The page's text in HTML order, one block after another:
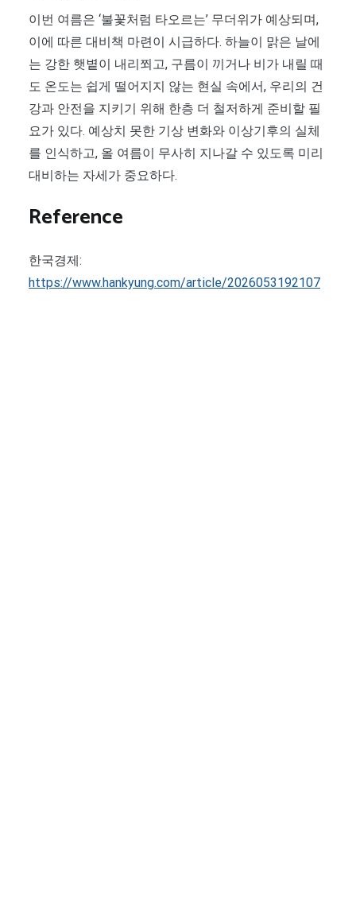
이번 여름은 ‘불꽃처럼 타오르는’ 무더위가 예상되며,
이에 따른 대비책 마련이 시급하다. 하늘이 맑은 날에
는 강한 햇볕이 내리쬐고, 구름이 끼거나 비가 내릴 때
도 온도는 쉽게 떨어지지 않는 현실 속에서, 우리의 건
강과 안전을 지키기 위해 한층 더 철저하게 준비할 필
요가 있다. 예상치 못한 기상 변화와 이상기후의 실체
를 인식하고, 올 여름이 무사히 지나갈 수 있도록 미리
대비하는 자세가 중요하다.
Reference
한국경제:
https://www.hankyung.com/article/2026053192107